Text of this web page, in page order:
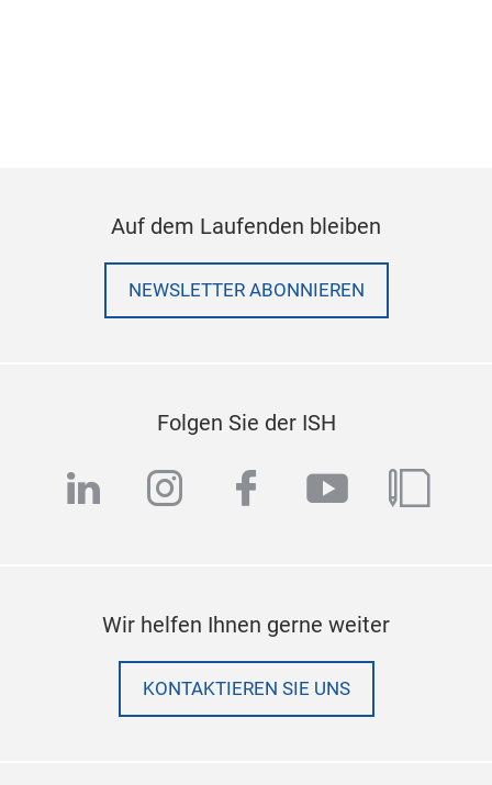
Auf dem Laufenden bleiben
NEWSLETTER ABONNIEREN
Folgen Sie der ISH
linkedininstagram
facebook
youtube
blog
Wir helfen Ihnen gerne weiter
KONTAKTIEREN SIE UNS